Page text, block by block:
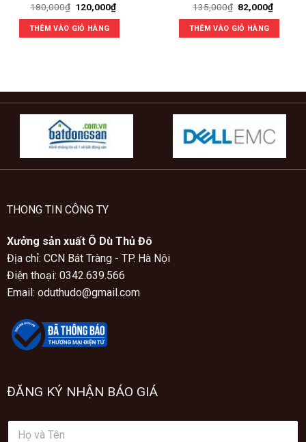
180,000₫ Giá
là:
180,000₫.
120,000₫Giá
THÊM VÀO GIỎ HÀNG
135,000₫ Giá
gốc
là:
135,000₫.
82,000₫Giá
THÊM VÀO GIỎ HÀNG
THONG TIN CÔNG TY
Xưởng sản xuất Ô Dù Thủ Đô
Địa chỉ: CCN Bát Tràng - TP. Hà Nội
Điện thoại: 0342.639.566
Email: oduthudo@gmail.com
ĐĂNG KÝ NHẬN BÁO GIÁ
H